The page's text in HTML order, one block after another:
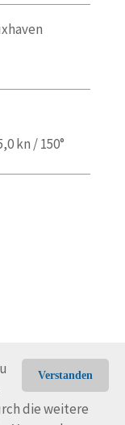
Verstanden
die weitere
kn / 150°
Hinweise